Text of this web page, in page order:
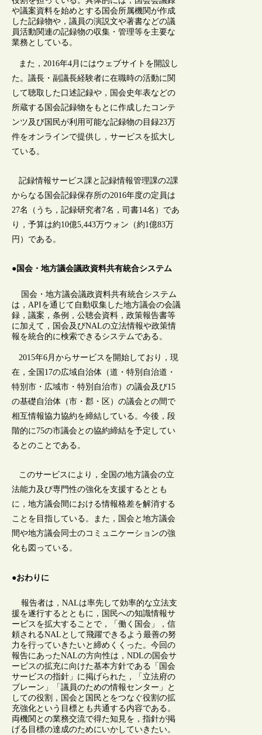
や議案資料を始めとする国会所属機関が作成
した記録物や，議員の演説文や著書などの議
員活動関連の記録物の収集・管理等を主要な
業務としている。
また，2016年4月にはウェブサイトを開設し
た。議長・副議長経験者に在職時の活動に関
して聴取した口述記録や，国会史年表などの
所蔵する国会記録物をもとに作成したコンテ
ンツ及び国民が利用可能な記録物の目録23万
件をオンラインで提供し，サービスを拡大し
ている。
記録情報サービス課と記録情報管理課の2課
からなる国会記録保存所の2016年度の定員は
27名（うち，記録研究者7名，司書14名）であ
り，予算は約10億5,443万ウォン（約1億83万
円）である。
●国会・地方議会議政資料共有統合システム
国会・地方議会議政資料共有統合システム
は，APIを通じて自動収集した地方議会の会議
録，議案，条例，公聴会資料，政策報告書等
に加えて，国会及びNALの立法情報や政策情
報を統合的に検索できるシステムである。
2015年6月からサービスを開始しており，現
在，全国17の広域自治体（道・特別自治道・
特別市・広域市・特別自治市）の議会及び15
の基礎自治体（市・郡・区）の議会との間で
相互情報協力協約を締結している。今後，段
階的に75の市議会との協約締結を予定してい
るとのことである。
このサービスにより，全国の地方議会の立
法能力及び専門性の強化を支援するととも
に，地方議会間における情報格差を解消する
ことを目指している。また，国会と地方議会
間や地方議会同士のコミュニケーションの強
化も図っている。
●おわりに
報告者は，NALは率先して効率的な立法支
援を遂行するとともに，国民への知識情報サ
ービスを拡大することで，「働く国会」，信
頼されるNALとして飛躍できるよう最善の努
力を行っていきたいと締めくくった。今回の
報告にあったNALの方向性は，NDLの国会サ
ービスの拡充に向けた基本方針である「国会
サービスの指針」に掲げられた，「立法府の
ブレーン」「議員のための情報センター」と
しての役割，国会と国民とをつなぐ役割の拡
充強化という目標とも共通する内容である。
両機関との業務交流で得た知見を，指針が掲
げる目標の達成のためにいかしていきたい。